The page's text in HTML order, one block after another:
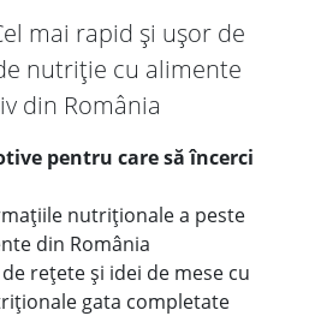
mai rapid și ușor de
nutriție cu alimente
din România
pentru care să încerci
nutriționale a peste
din România
rețete și idei de mese cu
gata completate